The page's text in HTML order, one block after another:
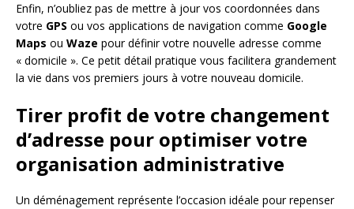
Enfin, n’oubliez pas de mettre à jour vos coordonnées dans
votre GPS ou vos applications de navigation comme Google
Maps ou Waze pour définir votre nouvelle adresse comme
« domicile ». Ce petit détail pratique vous facilitera grandement
la vie dans vos premiers jours à votre nouveau domicile.
Tirer profit de votre changement
d’adresse pour optimiser votre
organisation administrative
Un déménagement représente l’occasion idéale pour repenser